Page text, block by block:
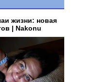
жизни: новая
| Nakonu